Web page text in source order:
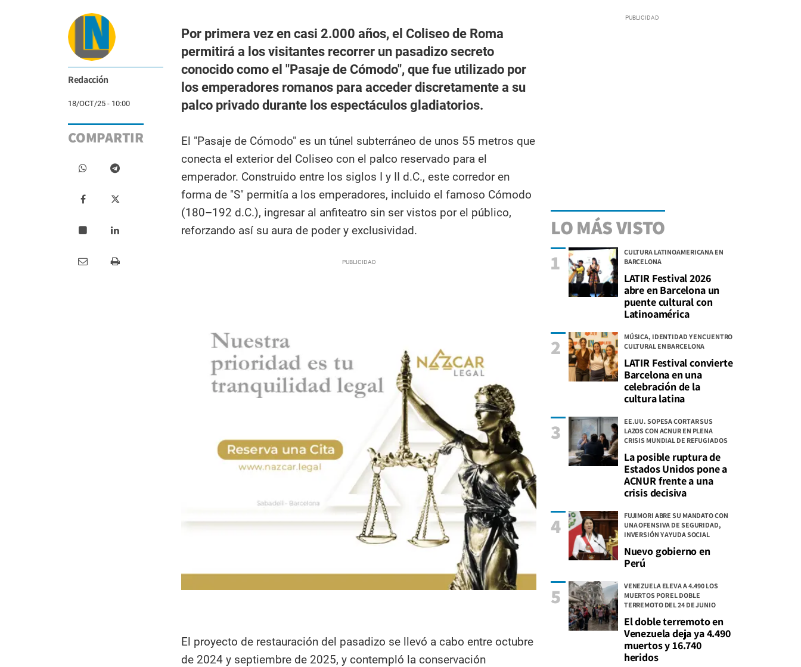
Redacción
18/OCT/25 - 10:00
COMPARTIR
Por primera vez en casi 2.000 años, el Coliseo de Roma
permitirá a los visitantes recorrer un pasadizo secreto
conocido como el "Pasaje de Cómodo", que fue utilizado por
los emperadores romanos para acceder discretamente a su
palco privado durante los espectáculos gladiatorios.
El "Pasaje de Cómodo" es un túnel subterráneo de unos 55 metros que
conecta el exterior del Coliseo con el palco reservado para el
emperador. Construido entre los siglos I y II d.C., este corredor en
forma de "S" permitía a los emperadores, incluido el famoso Cómodo
(180–192 d.C.), ingresar al anfiteatro sin ser vistos por el público,
reforzando así su aura de poder y exclusividad.
El proyecto de restauración del pasadizo se llevó a cabo entre octubre
de 2024 y septiembre de 2025, y contempló la conservación
LO MÁS VISTO
CULTURA LATINOAMERICANA EN
BARCELONA
LATIR Festival 2026
abre en Barcelona un
puente cultural con
Latinoamérica
1
MÚSICA, IDENTIDAD Y ENCUENTRO
CULTURAL EN BARCELONA
LATIR Festival convierte
Barcelona en una
celebración de la
cultura latina
2
EE.UU. SOPESA CORTAR SUS
LAZOS CON ACNUR EN PLENA
CRISIS MUNDIAL DE REFUGIADOS
La posible ruptura de
Estados Unidos pone a
ACNUR frente a una
crisis decisiva
3
FUJIMORI ABRE SU MANDATO CON
UNA OFENSIVA DE SEGURIDAD,
INVERSIÓN Y AYUDA SOCIAL
Nuevo gobierno en
Perú
4
VENEZUELA ELEVA A 4.490 LOS
MUERTOS POR EL DOBLE
TERREMOTO DEL 24 DE JUNIO
El doble terremoto en
Venezuela deja ya 4.490
muertos y 16.740
heridos
5